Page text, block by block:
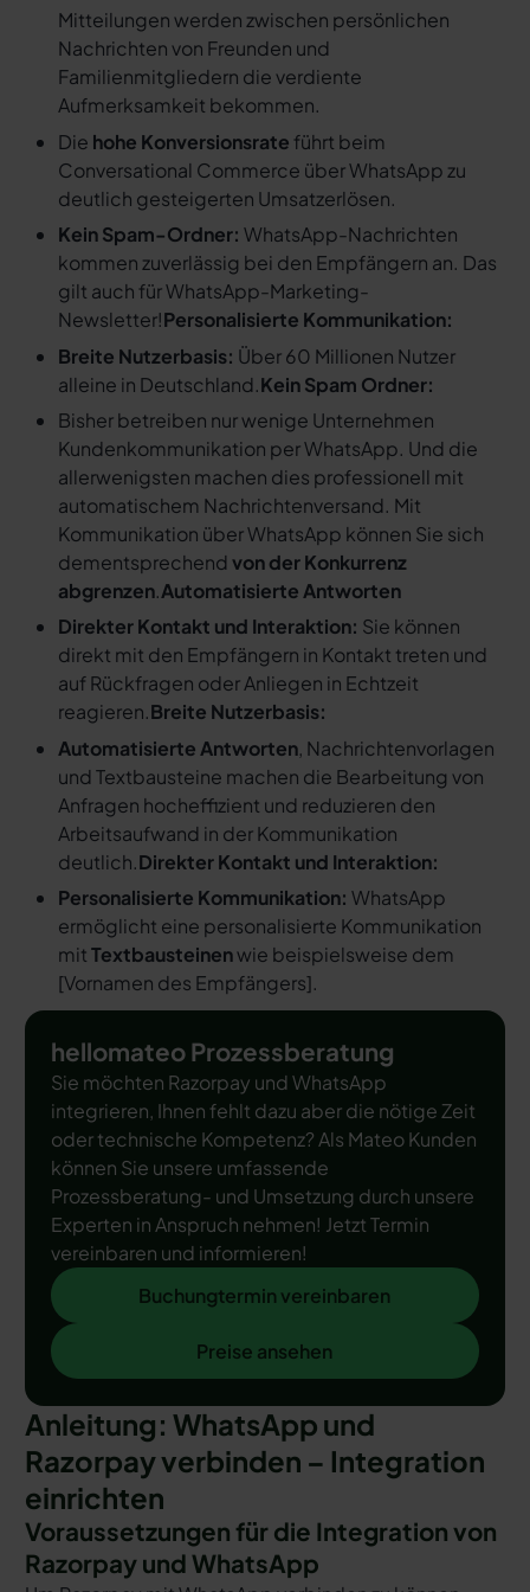
Mitteilungen werden zwischen persönlichen
Nachrichten von Freunden und
Familienmitgliedern die verdiente
Aufmerksamkeit bekommen.
Die hohe Konversionsrate führt beim
Conversational Commerce über WhatsApp zu
deutlich gesteigerten Umsatzerlösen.
Kein Spam-Ordner: WhatsApp-Nachrichten
kommen zuverlässig bei den Empfängern an. Das
gilt auch für WhatsApp-Marketing-
Newsletter!Personalisierte Kommunikation:
Breite Nutzerbasis: Über 60 Millionen Nutzer
alleine in Deutschland.Kein Spam Ordner:
Bisher betreiben nur wenige Unternehmen
Kundenkommunikation per WhatsApp. Und die
allerwenigsten machen dies professionell mit
automatischem Nachrichtenversand. Mit
Kommunikation über WhatsApp können Sie sich
dementsprechendvon der Konkurrenz
abgrenzen.Automatisierte Antworten
Direkter Kontakt und Interaktion: Sie können
direkt mit den Empfängern in Kontakt treten und
auf Rückfragen oder Anliegen in Echtzeit
reagieren.Breite Nutzerbasis:
Automatisierte Antworten, Nachrichtenvorlagen
und Textbausteine machen die Bearbeitung von
Anfragen hocheffizient und reduzieren den
Arbeitsaufwand in der Kommunikation
deutlich.Direkter Kontakt und Interaktion:
Personalisierte Kommunikation: WhatsApp
ermöglicht eine personalisierte Kommunikation
mitTextbausteinenwie beispielsweise dem
[Vornamen des Empfängers].
hellomateo Prozessberatung
Sie möchten Razorpay und WhatsApp
integrieren, Ihnen fehlt dazu aber die nötige Zeit
oder technische Kompetenz? Als Mateo Kunden
können Sie unsere umfassende
Prozessberatung- und Umsetzung durch unsere
Experten in Anspruch nehmen! Jetzt Termin
vereinbaren und informieren!
Buchungtermin vereinbaren
Buchungtermin vereinbaren
Preise ansehen
Preise ansehen
Anleitung: WhatsApp und
Razorpay verbinden – Integration
einrichten
Voraussetzungen für die Integration von
Razorpay und WhatsApp